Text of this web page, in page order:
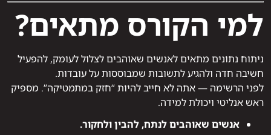
למי הקורס מתאים?
ניתוח נתונים מתאים לאנשים שאוהבים לצלול לעומק, להפעיל
חשיבה חדה ולהגיע לתשובות שמבוססות על עובדות.
לפני הרשימה — אתה לא חייב להיות “חזק במתמטיקה”. מספיק
ראש אנליטי ויכולת למידה.
אנשים שאוהבים לנתח, להבין ולחקור.